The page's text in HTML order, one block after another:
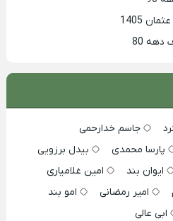
1405
جاسم خدارحمی
پارسا محمدی
بیدل برزویی
ایوان بند
امین غلامیاری
امیر رمضانی
امو بند
ابی عالی